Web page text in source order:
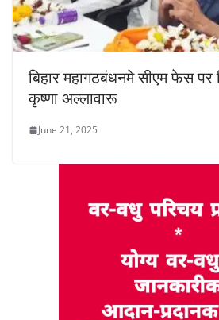
बिहार महागठबंधनमे सीएम फेस पर
कृष्णा अल्लावारू
June 21, 2025